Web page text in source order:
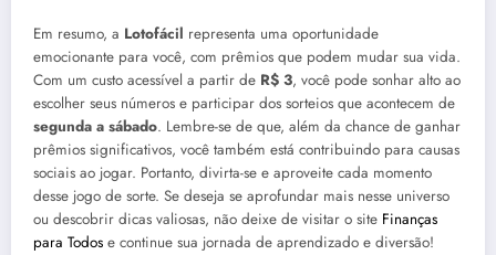
Em resumo, a Lotofácil representa uma oportunidade
emocionante para você, com prêmios que podem mudar sua vida.
Com um custo acessível a partir de R$ 3, você pode sonhar alto ao
escolher seus números e participar dos sorteios que acontecem de
segunda a sábado. Lembre-se de que, além da chance de ganhar
prêmios significativos, você também está contribuindo para causas
sociais ao jogar. Portanto, divirta-se e aproveite cada momento
desse jogo de sorte. Se deseja se aprofundar mais nesse universo
ou descobrir dicas valiosas, não deixe de visitar o site Finanças
para Todos e continue sua jornada de aprendizado e diversão!